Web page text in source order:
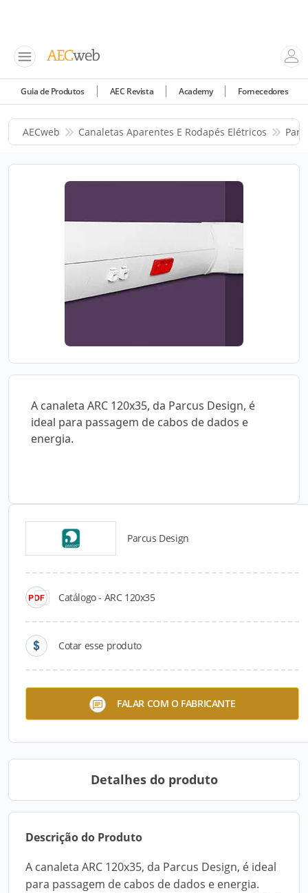
Guia de Produtos AEC Revista Academy Fornecedores
AECweb Canaletas Aparentes E Rodapés Elétricos
A canaleta ARC 120x35, da Parcus Design, é
ideal para passagem de cabos de dados e
energia.
Parcus Design
Catálogo - ARC 120x35
Cotar esse produto
FALAR COM O FABRICANTE
Catálogos para Download
Detalhes do produto
Descrição do Produto
A canaleta ARC 120x35, da Parcus Design, é ideal
para passagem de cabos de dados e energia.